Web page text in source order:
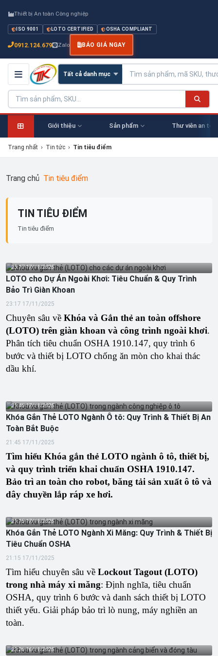
Thiết bị An toàn Công nghiệp
ISO 9001 LOTO CERTIFIED OSHA COMPLIANT
0912.124.679 Zalo BÁO GIÁ NGAY
Giới thiệu Sản phẩm Thư viên an
Trang nhất › Tin tức › Tin tiêu điểm
Trang chủ Tin tiêu điểm
TIN TIÊU ĐIỂM
Tin tiêu điểm
23:17 17/11/2025
LOTO cho Dự Án Ngoài Khơi: Tiêu Chuẩn & Quy Trình
Bảo Trì Giàn Khoan
23:17 17/11/2025
Chuyên sâu về Khóa và Gắn thẻ an toàn offshore
(LOTO) trên giàn khoan và công trình ngoài khơi.
Phân tích tiêu chuẩn OSHA 1910.147, quy trình 6
bước và thiết bị LOTO chống ăn mòn cho khai thác
dầu khí.
21:45 17/11/2025
Khóa Gắn Thẻ LOTO Ngành Ô tô: Quy Trình & Thiết Bị An
Toàn Bắt Buộc
21:45 17/11/2025
Tìm hiểu Khóa gắn thẻ LOTO ngành ô tô, thiết bị,
và quy trình triển khai chuẩn OSHA 1910.147.
Bảo trì an toàn cho robot, băng tải sản xuất ô tô và
dây chuyền lắp ráp xe hơi.
21:15 17/11/2025
Khóa Gắn Thẻ LOTO Ngành Xi Măng: Quy Trình & Thiết Bị
Tiêu Chuẩn OSHA
21:15 17/11/2025
Tìm hiểu chuyên sâu về Lockout Tagout (LOTO)
trong nhà máy xi măng: Định nghĩa, tiêu chuẩn
OSHA, quy trình 6 bước và danh sách thiết bị LOTO
thiết yếu. Giải pháp bảo trì lò nung, máy nghiền an
toàn.
22:26 16/11/2025